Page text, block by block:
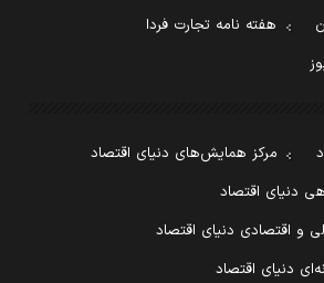
هفته نامه تجارت فردا
مرکز همایش‌های دنیای اقتصاد
دنیای اقتصاد
و اقتصادی دنیای اقتصاد
دنیای اقتصاد